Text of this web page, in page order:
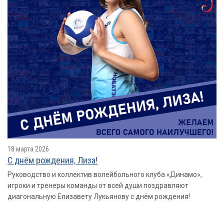
18 марта 2026
С днём рождения, Лиза!
Руководство и коллектив волейбольного клуба «Динамо»,
игроки и тренеры команды от всей души поздравляют
диагональную Елизавету Лукьянову с днём рождения!